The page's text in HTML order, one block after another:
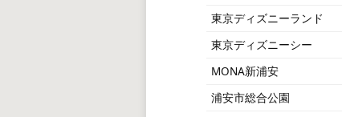
東京ディズニーランド
東京ディズニーシー
MONA新浦安
浦安市総合公園